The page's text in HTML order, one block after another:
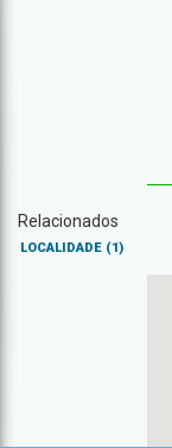
Relacionados
LOCALIDADE (1)